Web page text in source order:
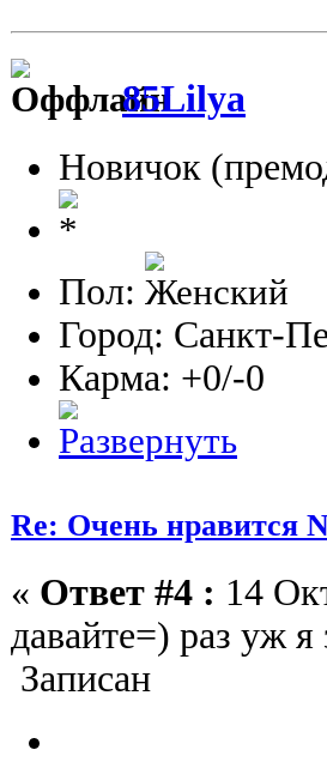
85Lilya
Новичок
Пол:
Город: Санкт-
Карма: +0/-0
Re: Очень нравится
« Ответ #4 : 14
давайте=) раз уж я
Записан